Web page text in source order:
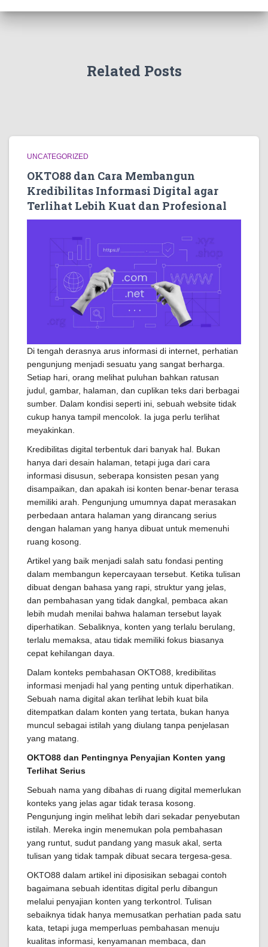
Related Posts
UNCATEGORIZED
OKTO88 dan Cara Membangun
Kredibilitas Informasi Digital agar
Terlihat Lebih Kuat dan Profesional
Di tengah derasnya arus informasi di internet, perhatian
pengunjung menjadi sesuatu yang sangat berharga.
Setiap hari, orang melihat puluhan bahkan ratusan
judul, gambar, halaman, dan cuplikan teks dari berbagai
sumber. Dalam kondisi seperti ini, sebuah website tidak
cukup hanya tampil mencolok. Ia juga perlu terlihat
meyakinkan.
Kredibilitas digital terbentuk dari banyak hal. Bukan
hanya dari desain halaman, tetapi juga dari cara
informasi disusun, seberapa konsisten pesan yang
disampaikan, dan apakah isi konten benar-benar terasa
memiliki arah. Pengunjung umumnya dapat merasakan
perbedaan antara halaman yang dirancang serius
dengan halaman yang hanya dibuat untuk memenuhi
ruang kosong.
Artikel yang baik menjadi salah satu fondasi penting
dalam membangun kepercayaan tersebut. Ketika tulisan
dibuat dengan bahasa yang rapi, struktur yang jelas,
dan pembahasan yang tidak dangkal, pembaca akan
lebih mudah menilai bahwa halaman tersebut layak
diperhatikan. Sebaliknya, konten yang terlalu berulang,
terlalu memaksa, atau tidak memiliki fokus biasanya
cepat kehilangan daya.
Dalam konteks pembahasan OKTO88, kredibilitas
informasi menjadi hal yang penting untuk diperhatikan.
Sebuah nama digital akan terlihat lebih kuat bila
ditempatkan dalam konten yang tertata, bukan hanya
muncul sebagai istilah yang diulang tanpa penjelasan
yang matang.
OKTO88 dan Pentingnya Penyajian Konten yang
Terlihat Serius
Sebuah nama yang dibahas di ruang digital memerlukan
konteks yang jelas agar tidak terasa kosong.
Pengunjung ingin melihat lebih dari sekadar penyebutan
istilah. Mereka ingin menemukan pola pembahasan
yang runtut, sudut pandang yang masuk akal, serta
tulisan yang tidak tampak dibuat secara tergesa-gesa.
OKTO88 dalam artikel ini diposisikan sebagai contoh
bagaimana sebuah identitas digital perlu dibangun
melalui penyajian konten yang terkontrol. Tulisan
sebaiknya tidak hanya memusatkan perhatian pada satu
kata, tetapi juga memperluas pembahasan menuju
kualitas informasi, kenyamanan membaca, dan